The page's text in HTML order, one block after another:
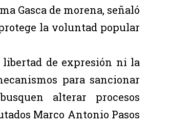
Gasca de morena, señaló
la voluntad popular
de expresión ni la
para sancionar
alterar procesos
Marco Antonio Pasos